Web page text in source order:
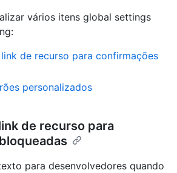
vários itens global settings
de recurso para confirmações
personalizados
de recurso para
para desenvolvedores quando